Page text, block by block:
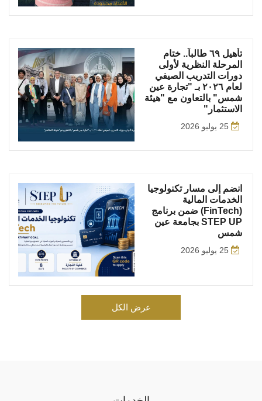
تأهيل ٦٩ طالباً.. ختام
المرحلة النظرية لأولى
دورات التدريب الصيفي
لعام ٢٠٢٦ بـ "تجارة عين
شمس" بالتعاون مع "هيئة
الاستثمار"
25 يوليو 2026
انضم إلى مسار تكنولوجيا
الخدمات المالية
(FinTech) ضمن برنامج
STEP UP بجامعة عين
شمس
25 يوليو 2026
عرض الكل